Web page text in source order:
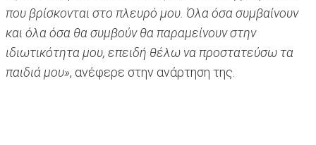
που βρίσκονται στο πλευρό μου. Όλα όσα συμβαίνουν
και όλα όσα θα συμβούν θα παραμείνουν στην
ιδιωτικότητα μου, επειδή θέλω να προστατεύσω τα
παιδιά μου», ανέφερε στην ανάρτηση της.